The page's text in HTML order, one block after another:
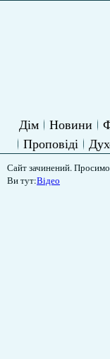
Дім Новини
Проповіді
Сайт зачинений. Просимо
Ви тут:Відео